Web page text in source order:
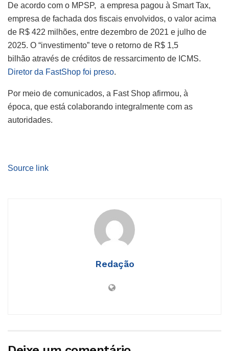
De acordo com o MPSP, a empresa pagou à Smart Tax,
empresa de fachada dos fiscais envolvidos, o valor acima
de R$ 422 milhões, entre dezembro de 2021 e julho de
2025. O “investimento” teve o retorno de R$ 1,5
bilhão através de créditos de ressarcimento de ICMS.
Diretor da FastShop foi preso.
Por meio de comunicados, a Fast Shop afirmou, à
época, que está colaborando integralmente com as
autoridades.
Source link
Redação